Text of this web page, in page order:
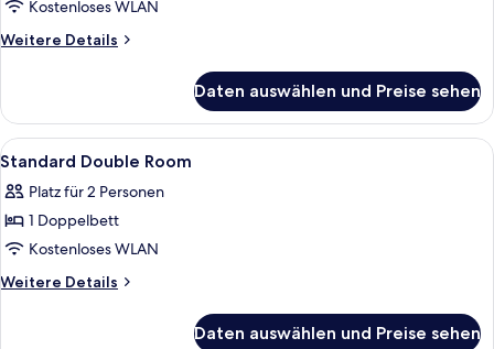
Location)
Kostenloses WLAN
Weitere Details
Weitere
Zimmer,
Doppelbett
Location)
Daten auswählen und Preise sehen
Alle
Fotos
für
Standard
Double
Room
Ein Hotelzimmer mit zwei Betten,
5
Standard Double Room
Platz für 2 Personen
1 Doppelbett
Kostenloses WLAN
Weitere Details
Weitere
Daten auswählen und Preise sehen